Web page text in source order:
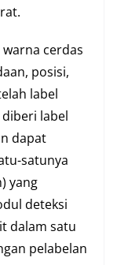
cerdas
posisi,
label
label
dapat
satunya
yang
deteksi
dalam satu
pelabelan